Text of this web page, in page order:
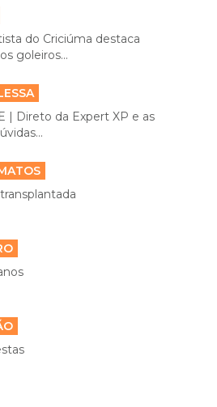
do Criciúma destaca
goleiros...
| Direto da Expert XP e as